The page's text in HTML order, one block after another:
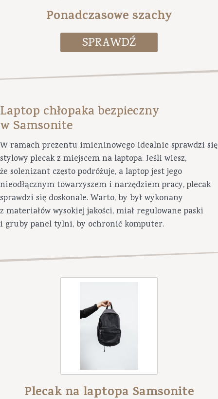
Ponadczasowe szachy
Laptop chłopaka bezpieczny
w Samsonite
W ramach prezentu imieninowego idealnie sprawdzi się
stylowy plecak z miejscem na laptopa. Jeśli wiesz,
że solenizant często podróżuje, a laptop jest jego
nieodłącznym towarzyszem i narzędziem pracy, plecak
sprawdzi się doskonale. Warto, by był wykonany
z materiałów wysokiej jakości, miał regulowane paski
i gruby panel tylni, by ochronić komputer.
Plecak na laptopa Samsonite